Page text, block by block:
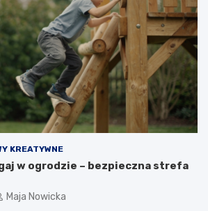
KREATYWNE
w ogrodzie – bezpieczna strefa
Maja Nowicka